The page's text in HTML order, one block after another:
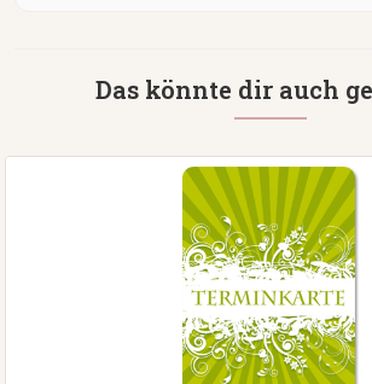
Das könnte dir auch